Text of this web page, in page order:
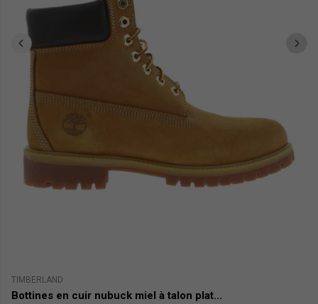
TIMBERLAND
Bottines en cuir nubuck miel à talon plat...